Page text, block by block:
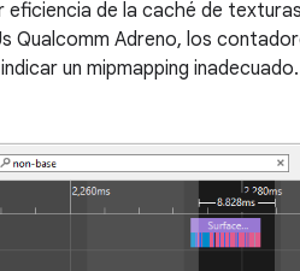
de la caché de
Qualcomm Adreno, los
un mipmapping inadecuado.